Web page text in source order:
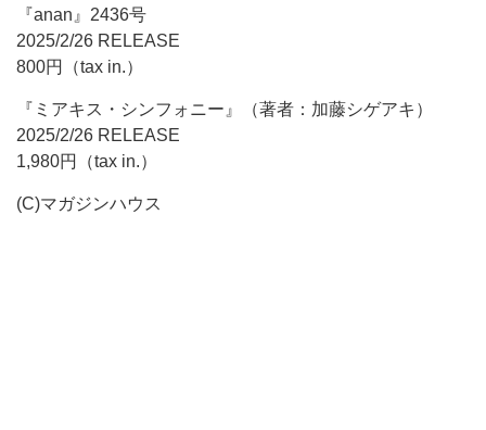
『anan』2436号
2025/2/26 RELEASE
800円（tax in.）
『ミアキス・シンフォニー』（著者：加藤シゲアキ）
2025/2/26 RELEASE
1,980円（tax in.）
(C)マガジンハウス